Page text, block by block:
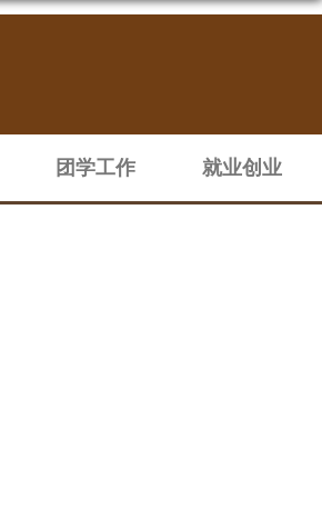
团学工作 就业创业